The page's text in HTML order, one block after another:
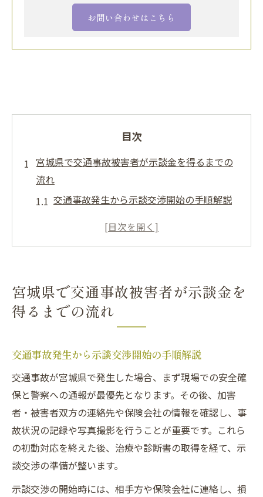
お問い合わせはこちら
目次
宮城県で交通事故被害者が示談金を得るまでの
流れ
交通事故発生から示談交渉開始の手順解説
交通事故の被害者が取るべき初動対応とは
交通事故示談金が決まるまでの流れと注意
点
イド
交通事故の適正示談金を知るための基礎知
識
被害者に有利な交通事故示談金獲得のコツ
交通事故解決時に注意すべき示談金の判断
基準
過失割合と交通事故示談金の関係を理解す
る
宮城県で交通事故被害者が示談金を
得るまでの流れ
交通事故発生から示談交渉開始の手順解説
交通事故が宮城県で発生した場合、まず現場での安全確
保と警察への通報が最優先となります。その後、加害
者・被害者双方の連絡先や保険会社の情報を確認し、事
故状況の記録や写真撮影を行うことが重要です。これら
の初動対応を終えた後、治療や診断書の取得を経て、示
談交渉の準備が整います。
示談交渉の開始時には、相手方や保険会社に連絡し、損